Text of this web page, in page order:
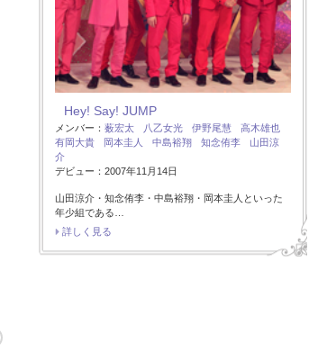
Hey! Say! JUMP
メンバー： 薮宏太 八乙女光 伊野尾慧
高木雄也
有岡大貴
岡本圭人 中島裕翔 知念侑李
山田涼
介
デビュー：2007年11月14日
山田涼介・知念侑李・中島裕翔・岡本圭人といった
年少組である…
詳しく見る